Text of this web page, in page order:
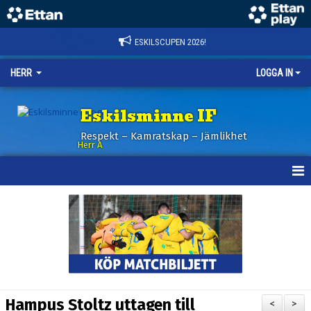
ESKILSCUPEN 2026!
HERR LOGGA IN
Eskilsminne IF
Respekt – Kamratskap – Jämlikhet
Herr A
>
<
Hampus Stoltz uttagen till